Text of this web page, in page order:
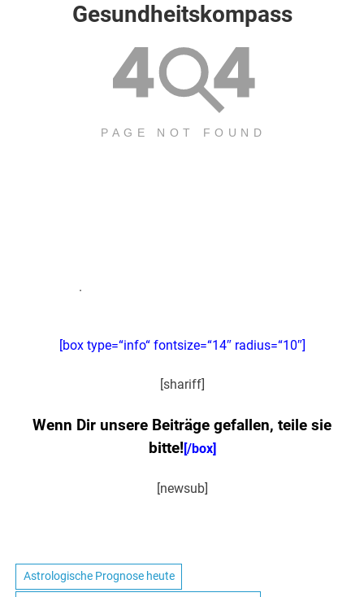
Gesundheitskompass
.
[box type=“info“ fontsize=“14″ radius=“10″]
[shariff]
Wenn Dir unsere Beiträge gefallen, teile sie
bitte! [/box]
[newsub]
Astrologische Prognose heute